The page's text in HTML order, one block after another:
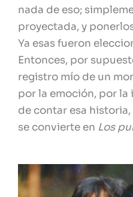
nada de eso;
proyectada, y
Ya esas fueron
Entonces, por
registro mío de un
por la emoción, por
de contar esa
se convierte en Los